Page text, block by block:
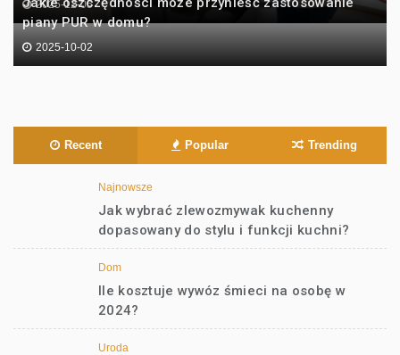
2025-12-05
piany PUR w domu?
2025-10-02
Recent Popular Trending
Najnowsze
Jak wybrać zlewozmywak kuchenny
dopasowany do stylu i funkcji kuchni?
Dom
Ile kosztuje wywóz śmieci na osobę w
2024?
Uroda